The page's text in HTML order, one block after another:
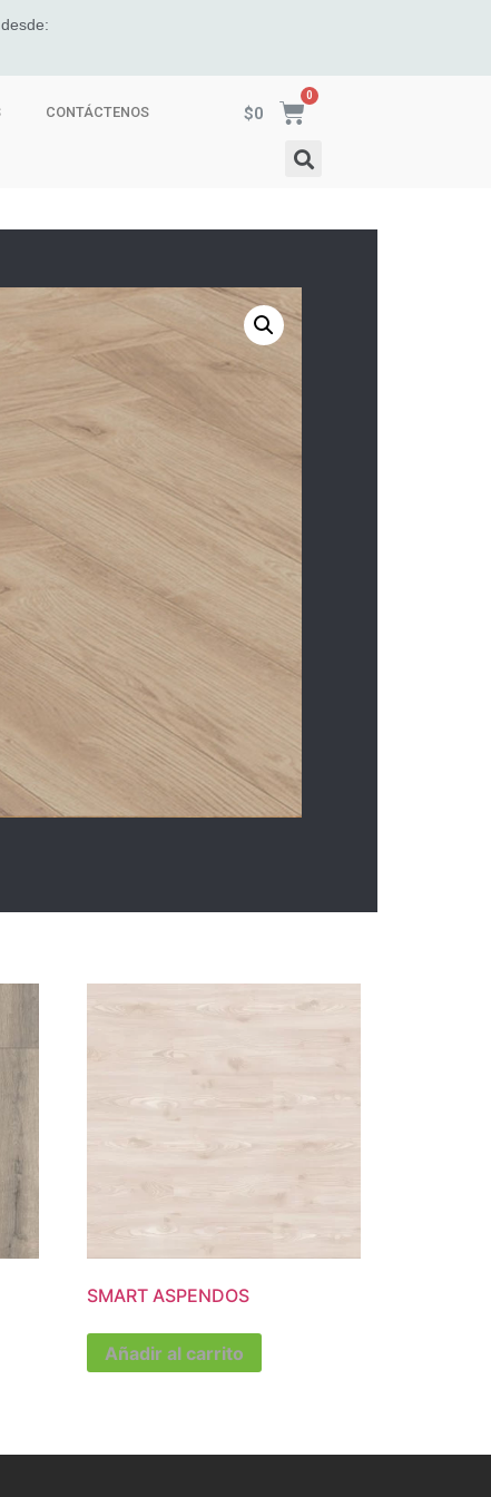
CONTÁCTENOS $0
SMART ASPENDOS
Añadir al carrito